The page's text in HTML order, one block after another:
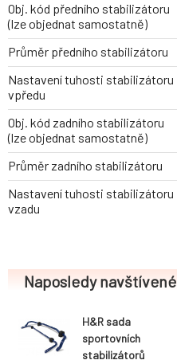
Obj. kód předního stabilizátoru
(lze objednat samostatně)
Průměr předního stabilizátoru
Nastavení tuhosti stabilizátoru
vpředu
Obj. kód zadního stabilizátoru
(lze objednat samostatně)
Průměr zadního stabilizátoru
Nastavení tuhosti stabilizátoru
vzadu
Naposledy navštívené
H&R sada
sportovních
stabilizátorů